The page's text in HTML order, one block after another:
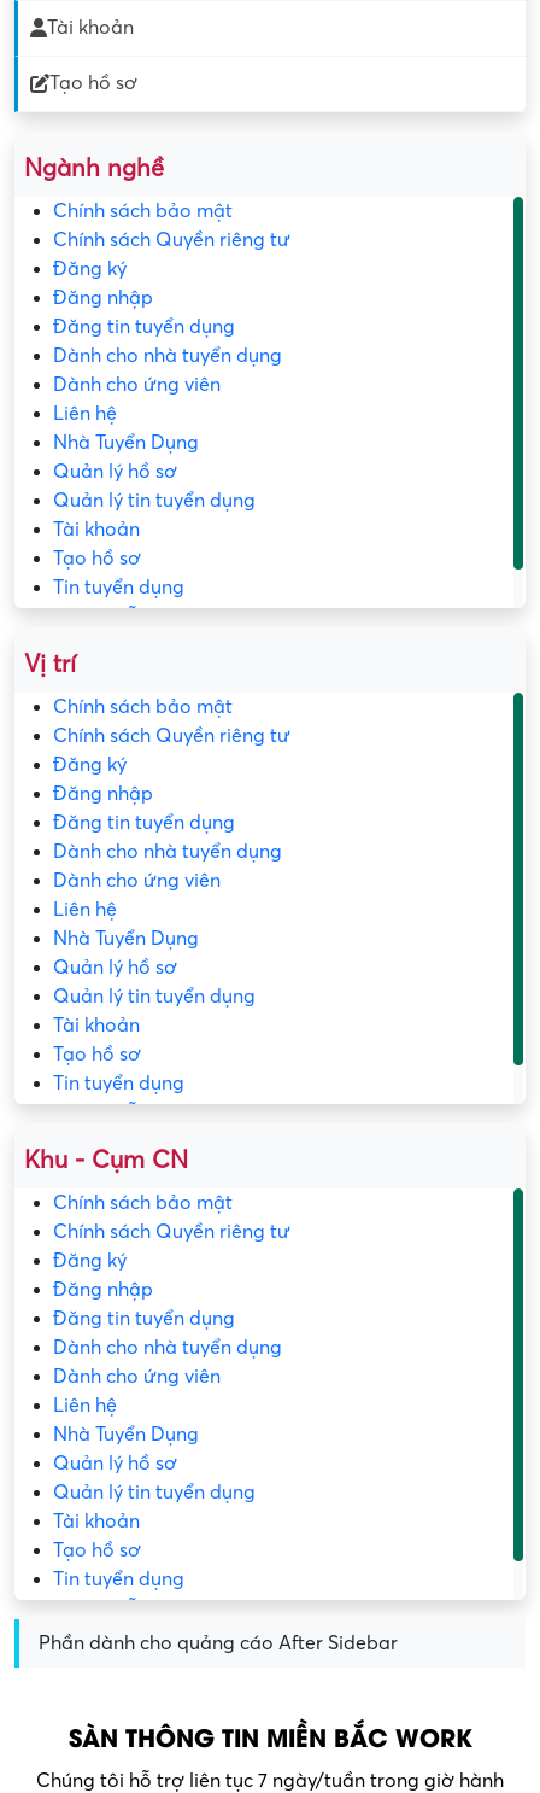
Tài khoản
Tạo hồ sơ
Ngành nghề
Chính sách bảo mật
Chính sách Quyền riêng tư
Đăng ký
Đăng nhập
Đăng tin tuyển dụng
Dành cho nhà tuyển dụng
Dành cho ứng viên
Liên hệ
Nhà Tuyển Dụng
Quản lý hồ sơ
Quản lý tin tuyển dụng
Tài khoản
Tạo hồ sơ
Tin tuyển dụng
Vị trí
Chính sách bảo mật
Chính sách Quyền riêng tư
Đăng ký
Đăng nhập
Đăng tin tuyển dụng
Dành cho nhà tuyển dụng
Dành cho ứng viên
Liên hệ
Nhà Tuyển Dụng
Quản lý hồ sơ
Quản lý tin tuyển dụng
Tài khoản
Tạo hồ sơ
Tin tuyển dụng
Khu - Cụm CN
Chính sách bảo mật
Chính sách Quyền riêng tư
Đăng ký
Đăng nhập
Đăng tin tuyển dụng
Dành cho nhà tuyển dụng
Dành cho ứng viên
Liên hệ
Nhà Tuyển Dụng
Quản lý hồ sơ
Quản lý tin tuyển dụng
Tài khoản
Tạo hồ sơ
Tin tuyển dụng
Phần dành cho quảng cáo After Sidebar
SÀN THÔNG TIN MIỀN BẮC WORK
Chúng tôi hỗ trợ liên tục 7 ngày/tuần trong giờ hành